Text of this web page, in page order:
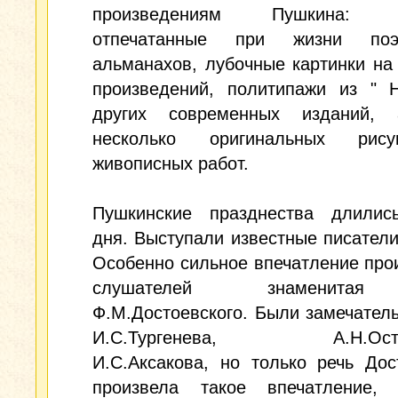
произведениям Пушкина:
отпечатанные при жизни
альманахов, лубочные картинки
произведений, политипажи из
других современных
несколько оригинальных
живописных работ.
Пушкинские празднества
дня. Выступали известные
Особенно сильное впечатление
слушателей
Ф.М.Достоевского. Были
И.С.Тургенева,
И.С.Аксакова, но только речь
произвела такое впечатление,